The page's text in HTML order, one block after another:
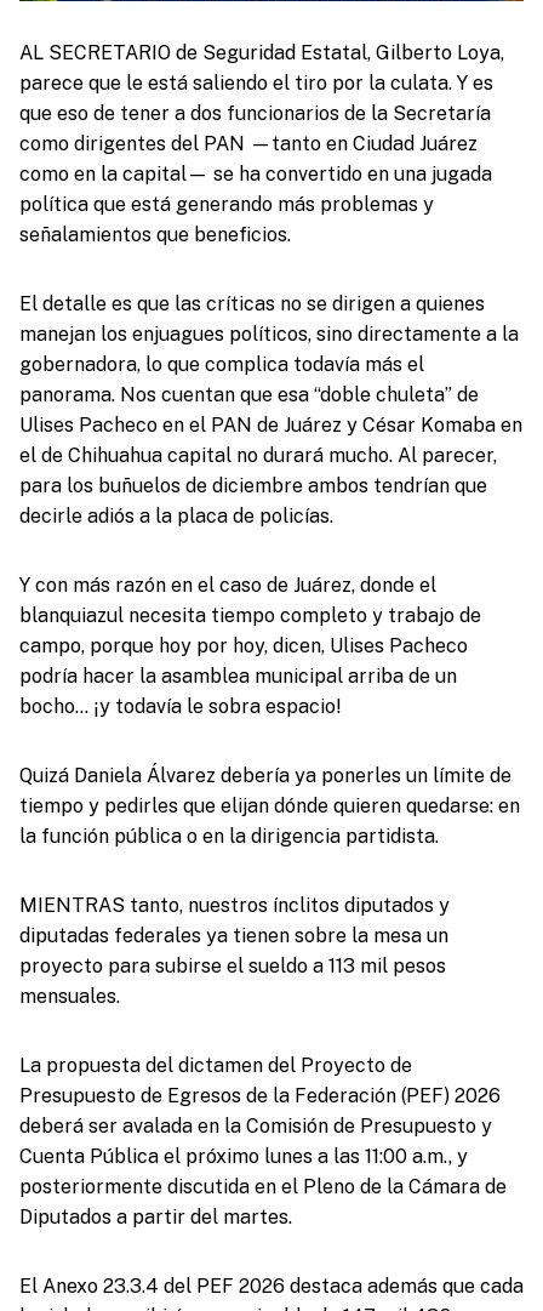
AL SECRETARIO de Seguridad Estatal, Gilberto Loya,
parece que le está saliendo el tiro por la culata. Y es
que eso de tener a dos funcionarios de la Secretaría
como dirigentes del PAN —tanto en Ciudad Juárez
como en la capital— se ha convertido en una jugada
política que está generando más problemas y
señalamientos que beneficios.
El detalle es que las críticas no se dirigen a quienes
manejan los enjuagues políticos, sino directamente a la
gobernadora, lo que complica todavía más el
panorama. Nos cuentan que esa “doble chuleta” de
Ulises Pacheco en el PAN de Juárez y César Komaba en
el de Chihuahua capital no durará mucho. Al parecer,
para los buñuelos de diciembre ambos tendrían que
decirle adiós a la placa de policías.
Y con más razón en el caso de Juárez, donde el
blanquiazul necesita tiempo completo y trabajo de
campo, porque hoy por hoy, dicen, Ulises Pacheco
podría hacer la asamblea municipal arriba de un
bocho… ¡y todavía le sobra espacio!
Quizá Daniela Álvarez debería ya ponerles un límite de
tiempo y pedirles que elijan dónde quieren quedarse: en
la función pública o en la dirigencia partidista.
MIENTRAS tanto, nuestros ínclitos diputados y
diputadas federales ya tienen sobre la mesa un
proyecto para subirse el sueldo a 113 mil pesos
mensuales.
La propuesta del dictamen del Proyecto de
Presupuesto de Egresos de la Federación (PEF) 2026
deberá ser avalada en la Comisión de Presupuesto y
Cuenta Pública el próximo lunes a las 11:00 a.m., y
posteriormente discutida en el Pleno de la Cámara de
Diputados a partir del martes.
El Anexo 23.3.4 del PEF 2026 destaca además que cada